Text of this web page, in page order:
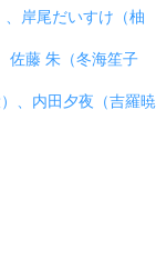
岸尾だいすけ（柚
佐藤 朱（冬海笙子
、内田夕夜（吉羅暁